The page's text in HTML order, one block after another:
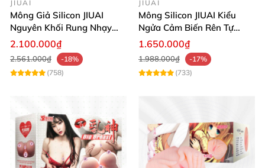
hàng nhanh." – Lê Hoàng
Hãy nhanh tay trải nghiệm âm đạo giả trong suốt
AD05 để nâng tầm cảm xúc và thăng hoa từng phút
được hỗ trợ tư vấn miễn phí và nhiều ưu đãi hấp dẫn!
🌈🛒
JIUAI
Mông Giả Silicon JIUAI
Nguyên Khối Rung Nhạy
Cảm Biến Siêu Thật
2.100.000₫
2.561.000₫
-18%
(758)
JIUAI
Mông Silicon JIUAI Kiểu
Ngửa Cảm Biến Rên Tự
Nhiên
1.650.000₫
1.988.000₫
-17%
(733)